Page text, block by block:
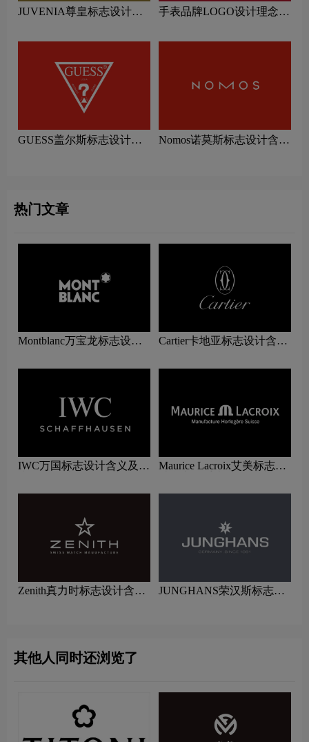
JUVENIA尊皇标志设计含
手表品牌LOGO设计理念解
GUESS盖尔斯标志设计含
Nomos诺莫斯标志设计含义
热门文章
Montblanc万宝龙标志设计
Cartier卡地亚标志设计含义
IWC万国标志设计含义及手
Maurice Lacroix艾美标志设
Zenith真力时标志设计含义
JUNGHANS荣汉斯标志设
其他人同时还浏览了